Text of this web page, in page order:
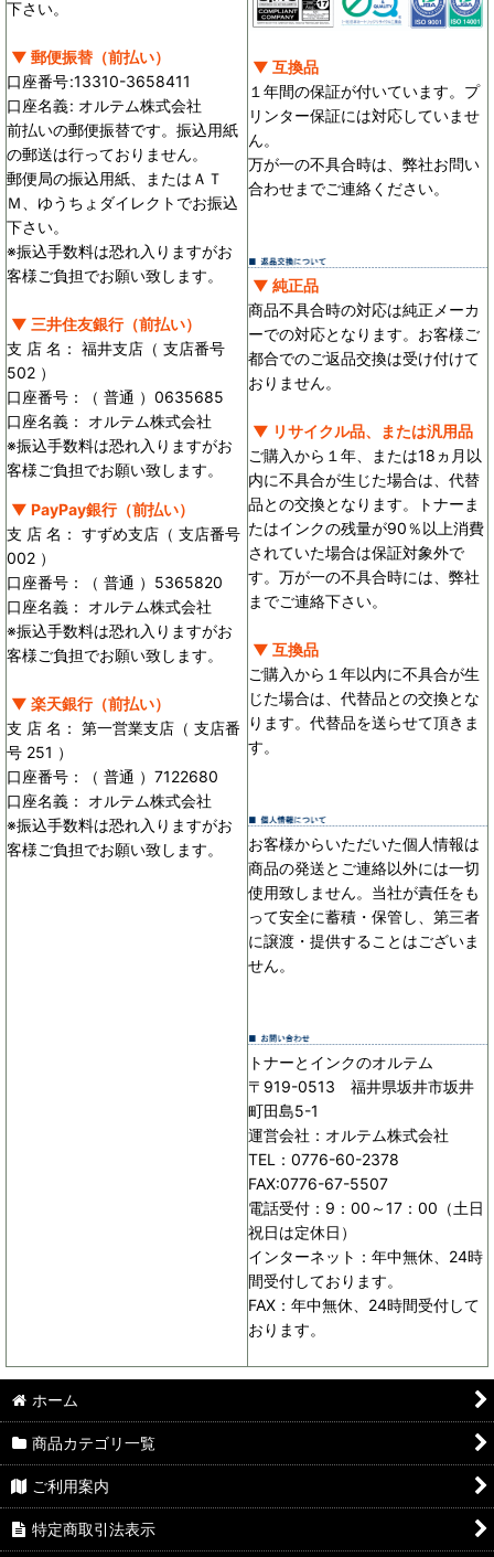
下さい。
▼ 郵便振替（前払い）
口座番号:13310-3658411
口座名義: オルテム株式会社
前払いの郵便振替です。振込用紙
の郵送は行っておりません。
郵便局の振込用紙、またはＡＴ
Ｍ、ゆうちょダイレクトでお振込
下さい。
※振込手数料は恐れ入りますがお
客様ご負担でお願い致します。
▼ 三井住友銀行（前払い）
支 店 名： 福井支店（ 支店番号
502 ）
口座番号：（ 普通 ）0635685
口座名義： オルテム株式会社
※振込手数料は恐れ入りますがお
客様ご負担でお願い致します。
▼ PayPay銀行（前払い）
支 店 名： すずめ支店（ 支店番号
002 ）
口座番号：（ 普通 ）5365820
口座名義： オルテム株式会社
※振込手数料は恐れ入りますがお
客様ご負担でお願い致します。
▼ 楽天銀行（前払い）
支 店 名： 第一営業支店（ 支店番
号 251 ）
口座番号：（ 普通 ）7122680
口座名義： オルテム株式会社
※振込手数料は恐れ入りますがお
客様ご負担でお願い致します。
▼ 互換品
１年間の保証が付いています。プ
リンター保証には対応していませ
ん。
万が一の不具合時は、弊社お問い
合わせまでご連絡ください。
▼ 純正品
商品不具合時の対応は純正メーカ
ーでの対応となります。お客様ご
都合でのご返品交換は受け付けて
おりません。
▼ リサイクル品、または汎用品
ご購入から１年、または18ヵ月以
内に不具合が生じた場合は、代替
品との交換となります。トナーま
たはインクの残量が90％以上消費
されていた場合は保証対象外で
す。万が一の不具合時には、弊社
までご連絡下さい。
▼ 互換品
ご購入から１年以内に不具合が生
じた場合は、代替品との交換とな
ります。代替品を送らせて頂きま
す。
お客様からいただいた個人情報は
商品の発送とご連絡以外には一切
使用致しません。当社が責任をも
って安全に蓄積・保管し、第三者
に譲渡・提供することはございま
せん。
トナーとインクのオルテム
〒919-0513 福井県坂井市坂井
町田島5-1
運営会社：オルテム株式会社
TEL：0776-60-2378
FAX:0776-67-5507
電話受付：9：00～17：00（土日
祝日は定休日）
インターネット：年中無休、24時
間受付しております。
FAX：年中無休、24時間受付して
おります。
ホーム
商品カテゴリ一覧
ご利用案内
特定商取引法表示